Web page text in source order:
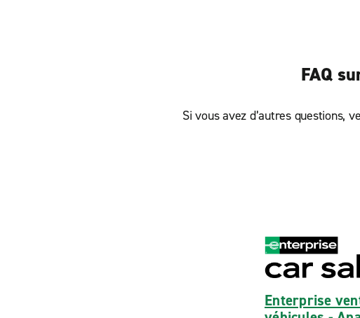
FAQ
Si vous avez d’autres questions,
Enterprise